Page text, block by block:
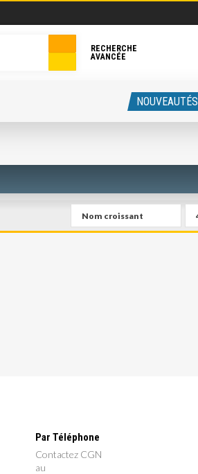
NOUVEAUTÉS
RECHERCHE
AVANCÉE
Par Téléphone
Contactez CGN
au